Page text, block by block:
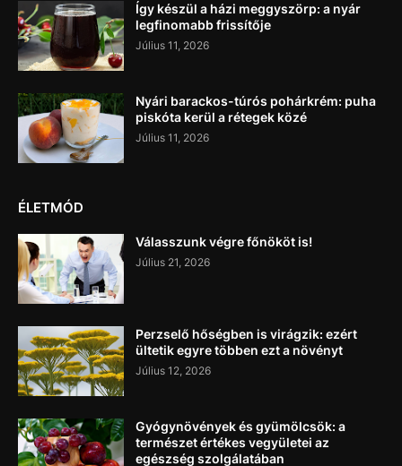
Így készül a házi meggyszörp: a nyár
legfinomabb frissítője
Július 11, 2026
Nyári barackos-túrós pohárkrém: puha
piskóta kerül a rétegek közé
Július 11, 2026
ÉLETMÓD
Válasszunk végre főnököt is!
Július 21, 2026
Perzselő hőségben is virágzik: ezért
ültetik egyre többen ezt a növényt
Július 12, 2026
Gyógynövények és gyümölcsök: a
természet értékes vegyületei az
egészség szolgálatában